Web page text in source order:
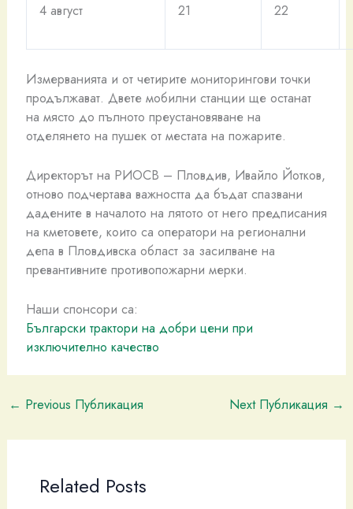
4 август 21 22
Измерванията и от четирите мониторингови точки
продължават. Двете мобилни станции ще останат
на място до пълното преустановяване на
отделянето на пушек от местата на пожарите.
Директорът на РИОСВ – Пловдив, Ивайло Йотков,
отново подчертава важността да бъдат спазвани
дадените в началото на лятото от него предписания
на кметовете, които са оператори на регионални
депа в Пловдивска област за засилване на
превантивните противопожарни мерки.
Наши спонсори са:
Български трактори на добри цени при
изключително качество
← Previous Публикация Next Публикация →
Related Posts